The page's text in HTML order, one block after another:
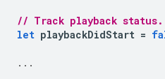
// Track playback status.
let playbackDidStart =
...